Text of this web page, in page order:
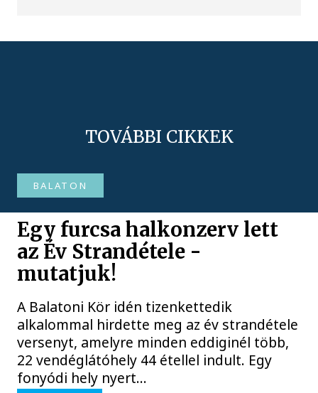
TOVÁBBI CIKKEK
BALATON
Egy furcsa halkonzerv lett
az Év Strandétele -
mutatjuk!
A Balatoni Kör idén tizenkettedik
alkalommal hirdette meg az év strandétele
versenyt, amelyre minden eddiginél több,
22 vendéglátóhely 44 étellel indult. Egy
fonyódi hely nyert...